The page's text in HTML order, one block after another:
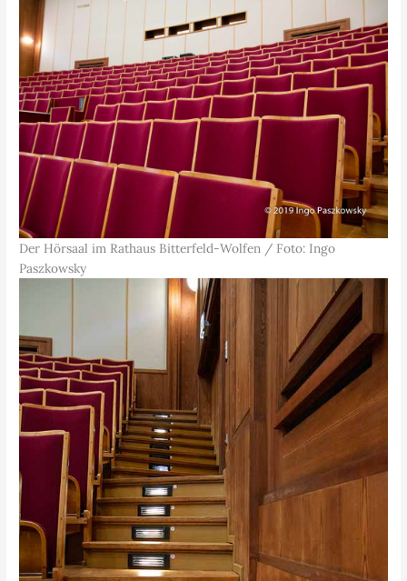
Der Hörsaal im Rathaus Bitterfeld-Wolfen / Foto: Ingo
Paszkowsky